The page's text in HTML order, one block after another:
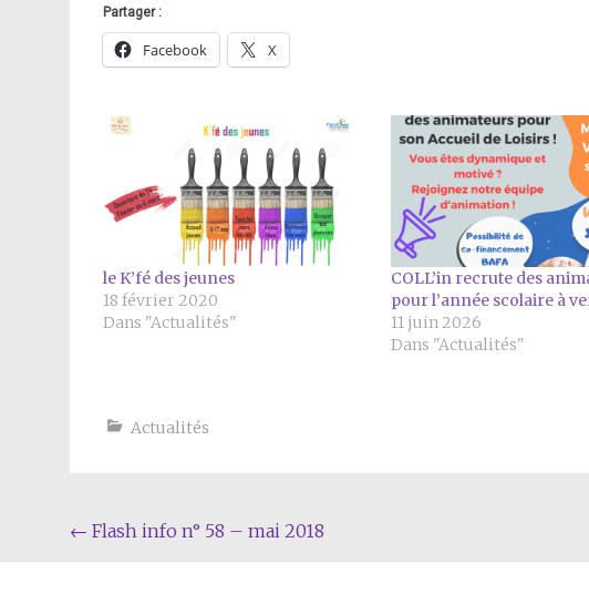
Partager :
Facebook X
le K’fé des jeunes
18 février 2020
Dans "Actualités"
COLL’in recrute des
pour l’année scolaire à
11 juin 2026
Dans "Actualités"
Actualités
Navigation
Article
← Flash info n° 58 – mai 2018